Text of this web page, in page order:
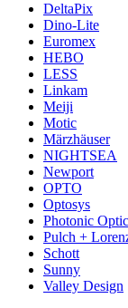
DeltaPix
Dino-Lite
Euromex
HEBO
LESS
Linkam
Meiji
Motic
Märzhäuser
NIGHTSEA
Newport
OPTO
Optosys
Photonic
Pulch +
Schott
Sunny
Valley Design